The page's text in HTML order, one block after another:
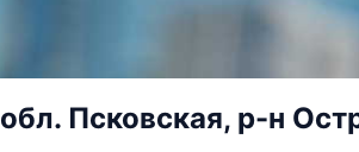
обл. Псковская, р-н